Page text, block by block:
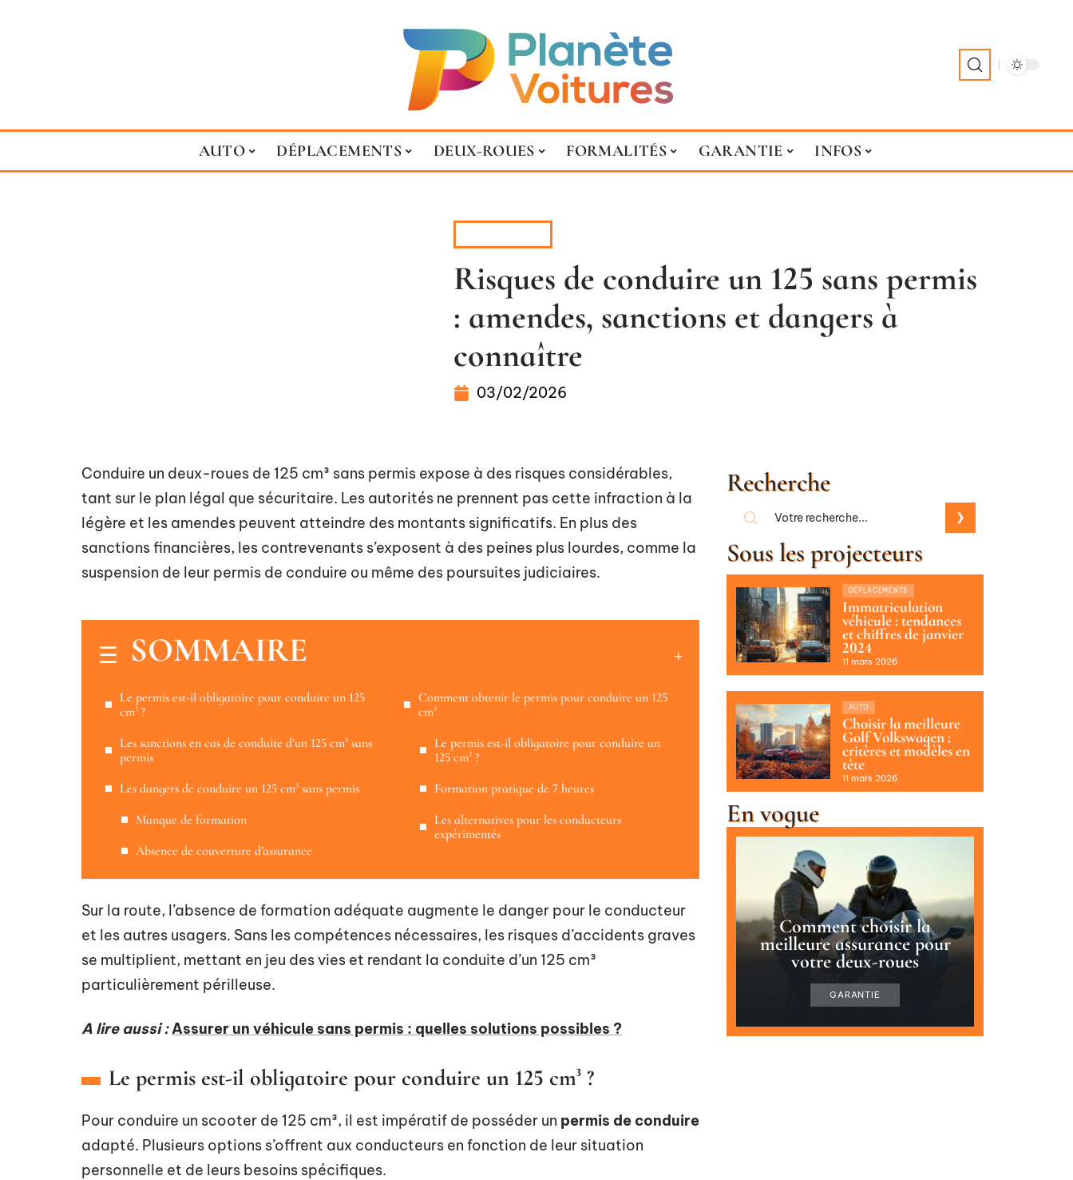
AUTO DÉPLACEMENTS DEUX-ROUES FORMALITÉS GARANTIE INFOS
Risques de conduire un 125 sans permis
: amendes, sanctions et dangers à
connaître
03/02/2026
Conduire un deux-roues de 125 cm³ sans permis expose à des risques considérables,
tant sur le plan légal que sécuritaire. Les autorités ne prennent pas cette infraction à la
légère et les amendes peuvent atteindre des montants significatifs. En plus des
sanctions financières, les contrevenants s’exposent à des peines plus lourdes, comme la
suspension de leur permis de conduire ou même des poursuites judiciaires.
SOMMAIRE
Le permis est-il obligatoire pour conduire un 125
cm³ ?
Les sanctions en cas de conduite d’un 125 cm³ sans
permis
Les dangers de conduire un 125 cm³ sans permis
Manque de formation
Absence de couverture d’assurance
Comment obtenir le permis pour conduire un 125
cm³
Le permis est-il obligatoire pour conduire un
125 cm³ ?
Formation pratique de 7 heures
Les alternatives pour les conducteurs
expérimentés
Sur la route, l’absence de formation adéquate augmente le danger pour le conducteur
et les autres usagers. Sans les compétences nécessaires, les risques d’accidents graves
se multiplient, mettant en jeu des vies et rendant la conduite d’un 125 cm³
particulièrement périlleuse.
A lire aussi :Assurer un véhicule sans permis : quelles solutions possibles ?
Le permis est-il obligatoire pour conduire un 125 cm³ ?
Pour conduire un scooter de 125 cm³, il est impératif de posséder un permis de conduire
adapté. Plusieurs options s’offrent aux conducteurs en fonction de leur situation
personnelle et de leurs besoins spécifiques.
Recherche
Sous les projecteurs
DÉPLACEMENTS
Immatriculation
véhicule : tendances
et chiffres de janvier
2024
11 mars 2026
AUTO
Choisir la meilleure
Golf Volkswagen :
critères et modèles en
tête
11 mars 2026
En vogue
Comment choisir la
meilleure assurance pour
votre deux-roues
GARANTIE